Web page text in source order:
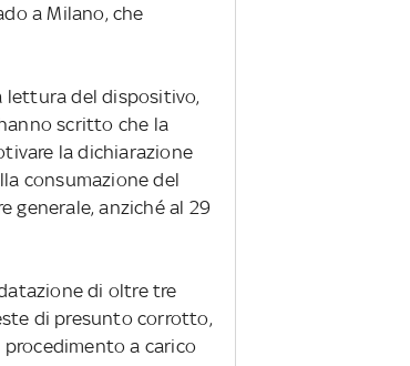
a Milano, che
del dispositivo,
scritto che la
la dichiarazione
consumazione del
generale, anziché al 29
di oltre tre
di presunto corrotto,
a carico